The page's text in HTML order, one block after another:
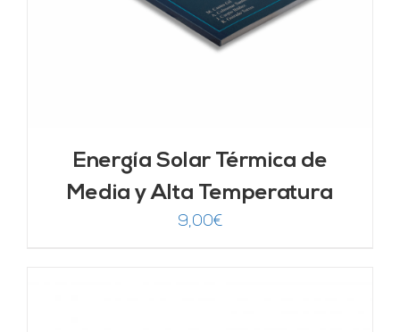
Energía Solar Térmica de
Media y Alta Temperatura
9,00€